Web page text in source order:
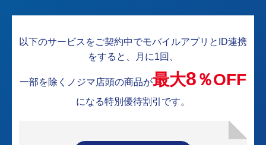
以下のサービスをご契約中でモバイルアプリとID連携
をすると、月に1回、
一部を除くノジマ店頭の商品が最大8％OFF
になる特別優待割引です。